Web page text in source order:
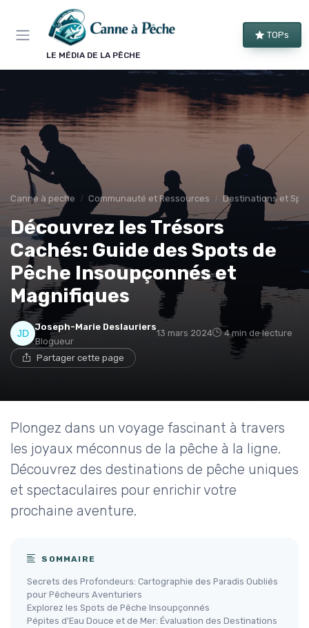
LE MÉDIA DE LA PÊCHE
TOPs
Canne à peche Communauté et Ressources Destinations et
Découvrez les Trésors
Cachés: Guide des Spots de
Pêche Insoupçonnés et
Magnifiques
Joseph-Marie Deslauriers
Blogueur
13 mars 2024 4 min de lecture
Partager cette page
Plongez dans un voyage fascinant à travers
les joyaux méconnus de la pêche à la ligne.
Découvrez des destinations de pêche uniques
et spectaculaires pour enrichir votre
prochaine aventure.
SOMMAIRE
Secrets des Profondeurs: Cartographie des Paradis Oubliés
pour Pêcheurs Aventuriers
Explorez les Spots de Pêche Insoupçonnés
Pépites d'Eau Douce et de Mer: Évaluation des Destinations
Panneau de gestion des cookies